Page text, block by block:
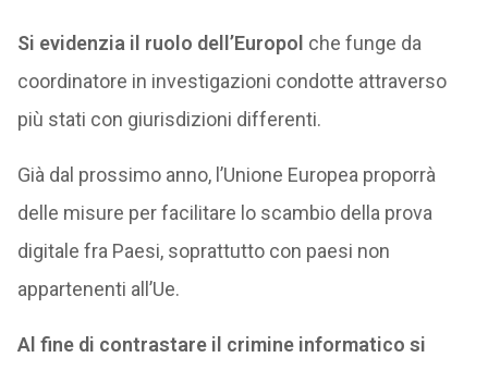
Si evidenzia il ruolo dell’Europol che funge da
coordinatore in investigazioni condotte attraverso
più stati con giurisdizioni differenti.
Già dal prossimo anno, l’Unione Europea proporrà
delle misure per facilitare lo scambio della prova
digitale fra Paesi, soprattutto con paesi non
appartenenti all’Ue.
Al fine di contrastare il crimine informatico si